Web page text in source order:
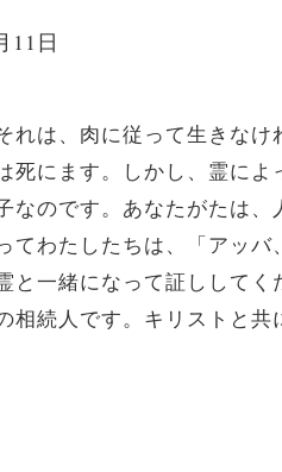
11日
は、肉に従って生きなけ
にます。しかし、霊によ
のです。あなたがたは、
わたしたちは、「アッバ
一緒になって証ししてく
続人です。キリストと共